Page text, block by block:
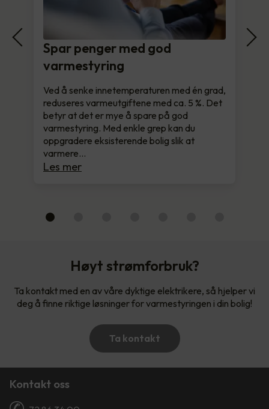
Spar penger med god
varmestyring
Ved å senke innetemperaturen med én grad,
reduseres varmeutgiftene med ca. 5 %. Det
betyr at det er mye å spare på god
varmestyring. Med enkle grep kan du
oppgradere eksisterende bolig slik at
varmere…
Les mer
Høyt strømforbruk?
Ta kontakt med en av våre dyktige elektrikere, så hjelper vi
deg å finne riktige løsninger for varmestyringen i din bolig!
Ta kontakt
Kontakt oss